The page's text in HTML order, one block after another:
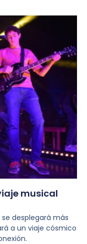
musical
desplegará más
a un viaje cósmico